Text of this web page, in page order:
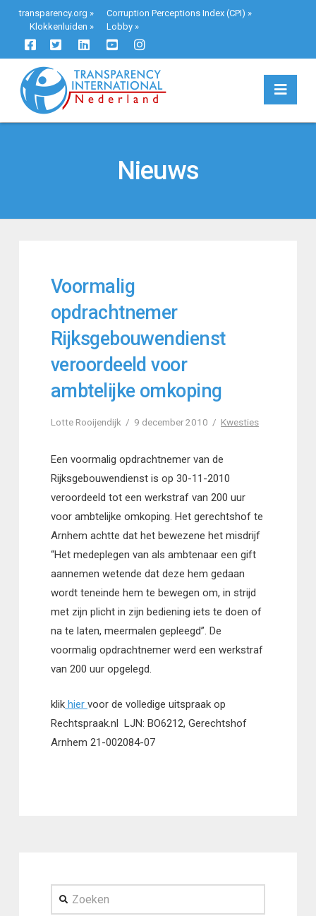
transparency.org » Corruption Perceptions Index (CPI) »
Klokkenluiden » Lobby»
Nieuws
Voormalig
opdrachtnemer
Rijksgebouwendienst
veroordeeld voor
ambtelijke omkoping
Lotte Rooijendijk 9 december 2010 Kwesties
Een voormalig opdrachtnemer van de
Rijksgebouwendienst is op 30-11-2010
veroordeeld tot een werkstraf van 200 uur
voor ambtelijke omkoping. Het gerechtshof te
Arnhem achtte dat het bewezene het misdrijf
“Het medeplegen van als ambtenaar een gift
aannemen wetende dat deze hem gedaan
wordt teneinde hem te bewegen om, in strijd
met zijn plicht in zijn bediening iets te doen of
na te laten, meermalen gepleegd”. De
voormalig opdrachtnemer werd een werkstraf
van 200 uur opgelegd.
klikhier voor de volledige uitspraak op
Rechtspraak.nl LJN: BO6212, Gerechtshof
Arnhem 21-002084-07
Zoeken